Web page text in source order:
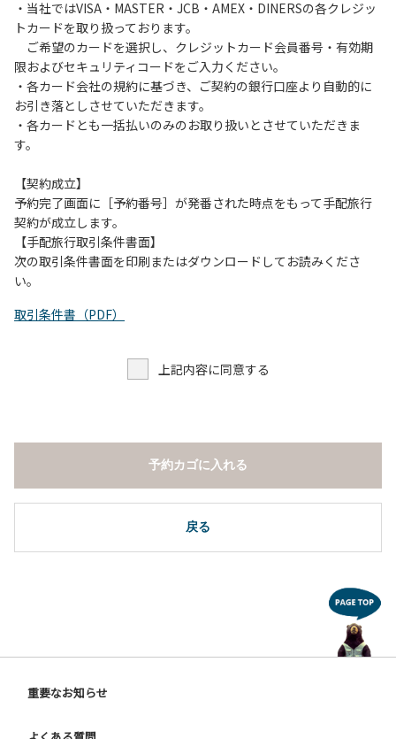
カラオケ、発電機、地面での直火による焚き火、キャンプフ
ァイヤー、打ち上げ式花火、テントサウナの設置
【注意事項】
当キャンプ場のそばを流れる歴舟川は、上流で雨が降ると短
時間で増水し、川原で遊んでいると大変危険な状態になりや
すく、過去にも増水により人が流される事故が数件起きてい
（１）川原にテントやタープを張らない。
（２）雨が降ったときは川原で遊ばない。
（３）カムイコタン公園キャンプ場で雨が降らなくても、上
流で雨が降り急に増水することがあるので、水の濁りに注意
し、濁り始めたときには直ちに川原での遊びを中止する。
（４）キャンプ場の管理者や地元住民から川についての注意
・当社ではVISA・MASTER・JCB・AMEX・DINERSの各クレジッ
トカードを取り扱っております。
ご希望のカードを選択し、クレジットカード会員番号・有効期
限およびセキュリティコードをご入力ください。
・各カード会社の規約に基づき、ご契約の銀行口座より自動的に
お引き落としさせていただきます。
・各カードとも一括払いのみのお取り扱いとさせていただきま
す。
【契約成立】
予約完了画面に［予約番号］が発番された時点をもって手配旅行
契約が成立します。
【手配旅行取引条件書面】
次の取引条件書面を印刷またはダウンロードしてお読みくださ
い。
取引条件書（PDF）
上記内容に同意する
戻る
予約カゴに入れる
重要なお知らせ